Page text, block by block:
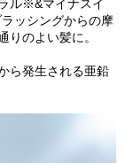
ル※&マイナスイ
ッシングからの摩
りのよい髪に。
ら発生される亜鉛